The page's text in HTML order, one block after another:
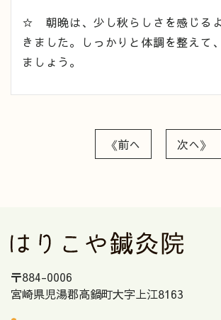
☆ 朝晩は、少し秋らしさを感じる
きました。しっかりと体調を整えて
ましょう。
《前へ 次へ》
〒884-0006
宮崎県児湯郡高鍋町大字上江8163